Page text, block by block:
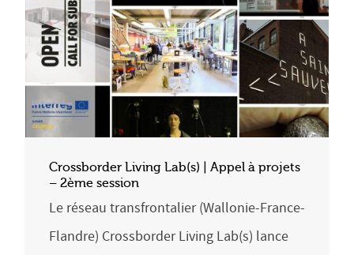
Crossborder Living Lab(s) | Appel à projets
– 2ème session
Le réseau transfrontalier (Wallonie-France-
Flandre) Crossborder Living Lab(s) lance